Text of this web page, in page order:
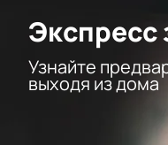
Экспресс
Узнайте
выходя из дома